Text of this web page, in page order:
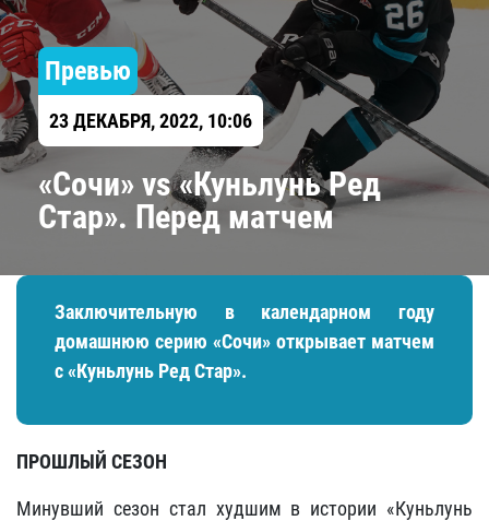
Превью
23 ДЕКАБРЯ, 2022, 10:06
«Сочи» vs «Куньлунь Ред
Стар». Перед матчем
Заключительную в календарном году
домашнюю серию «Сочи» открывает матчем
с «Куньлунь Ред Стар».
ПРОШЛЫЙ СЕЗОН
Минувший сезон стал худшим в истории «Куньлунь